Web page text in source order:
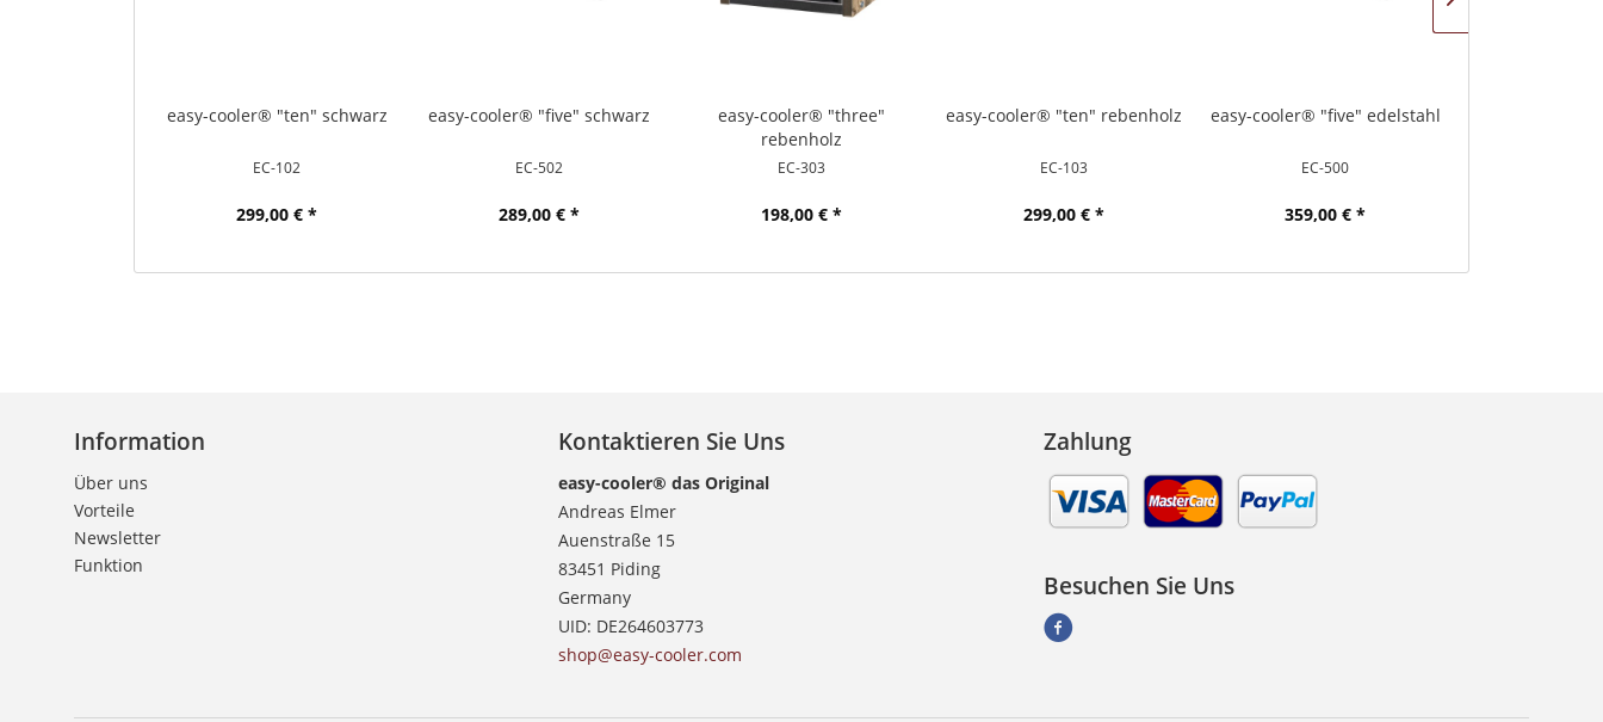
easy-cooler® "ten" schwarz
EC-102
299,00 € *
easy-cooler® "five" schwarz
EC-502
289,00 € *
easy-cooler® "three"
rebenholz
EC-303
198,00 € *
easy-cooler® "ten" rebenholz
EC-103
299,00 € *
easy-cooler® "five" edelstahl
EC-500
359,00 € *
Information
Über uns
Vorteile
Newsletter
Funktion
Kontaktieren Sie Uns
easy-cooler® das Original
Andreas Elmer
Auenstraße 15
83451 Piding
Germany
UID: DE264603773
shop@easy-cooler.com
Zahlung
Besuchen Sie Uns